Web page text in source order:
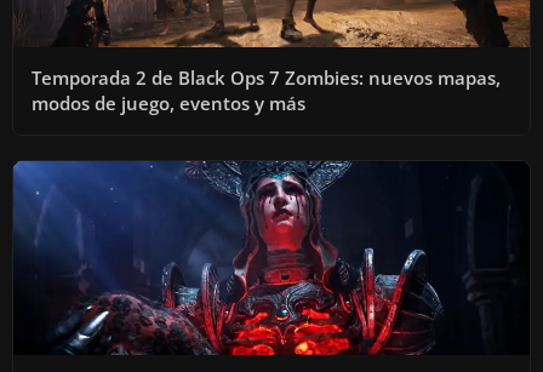
Temporada 2 de Black Ops 7 Zombies: nuevos mapas,
modos de juego, eventos y más